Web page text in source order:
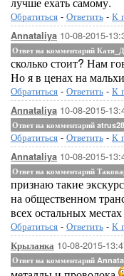
Обратиться - Ответить - К
Annataliya 10-08-2015-
Ответ на комментарий
сколько стоит? Нам
Но я в ценах на
Обратиться - Ответить - К
Annataliya 10-08-2015-
Ответ на комментарий atrus28
Обратиться - Ответить - К
Annataliya 10-08-2015-
Ответ на комментарий
признаю такие
на общественном
всех остальных
Обратиться - Ответить - К
Крыланка 10-08-2015-
Ответ на комментарий